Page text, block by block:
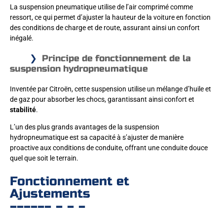
La suspension pneumatique utilise de l’air comprimé comme
ressort, ce qui permet d’ajuster la hauteur de la voiture en fonction
des conditions de charge et de route, assurant ainsi un confort
inégalé.
Principe de fonctionnement de la
suspension hydropneumatique
Inventée par Citroën, cette suspension utilise un mélange d’huile et
de gaz pour absorber les chocs, garantissant ainsi confort et
stabilité.
L’un des plus grands avantages de la suspension
hydropneumatique est sa capacité à s’ajuster de manière
proactive aux conditions de conduite, offrant une conduite douce
quel que soit le terrain.
Fonctionnement et
Ajustements